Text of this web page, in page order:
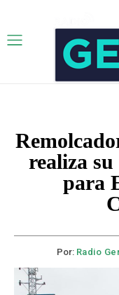
realiza
para
Por: Radio